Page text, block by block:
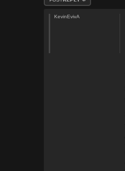
KevinEvivA